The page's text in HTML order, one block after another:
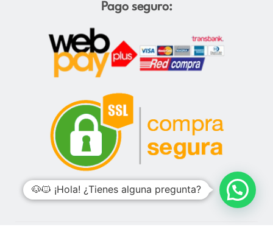
Pago seguro:
🐶🐱 ¡Hola! ¿Tienes alguna pregunta?